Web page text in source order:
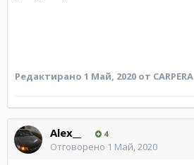
Редактирано 1 Май, 2020 от CARPERA
Alex__ 4
Отговорено 1 Май, 2020